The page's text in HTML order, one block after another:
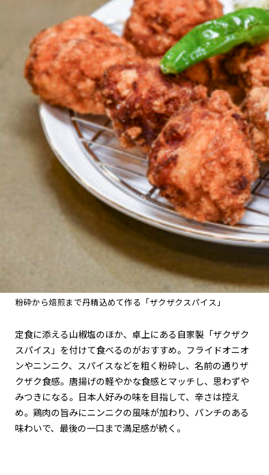
粉砕から焙煎まで丹精込めて作る「ザクザクスパイス」
定食に添える山椒塩のほか、卓上にある自家製「ザクザク
スパイス」を付けて食べるのがおすすめ。フライドオニオ
ンやニンニク、スパイスなどを粗く粉砕し、名前の通りザ
クザク食感。唐揚げの軽やかな食感とマッチし、思わずや
みつきになる。日本人好みの味を目指して、辛さは控え
め。鶏肉の旨みにニンニクの風味が加わり、パンチのある
味わいで、最後の一口まで満足感が続く。